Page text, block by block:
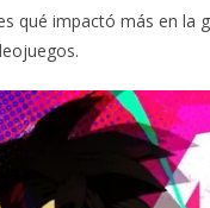
qué impactó más en la